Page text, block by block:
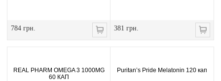
784 грн. 381 грн.
REAL PHARM OMEGA 3 1000MG
60 КАП
Puritan’s Pride Melatonin 120 кап